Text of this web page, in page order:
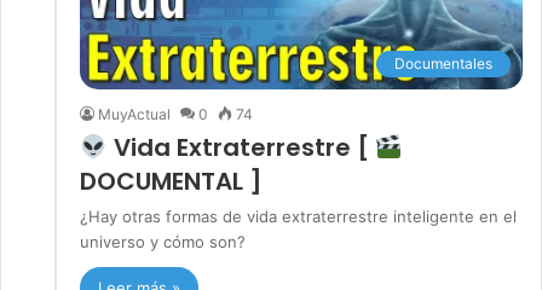
Documentales
MuyActual 0 74
Vida Extraterrestre [
DOCUMENTAL ]
¿Hay otras formas de vida extraterrestre inteligente en el
universo y cómo son?